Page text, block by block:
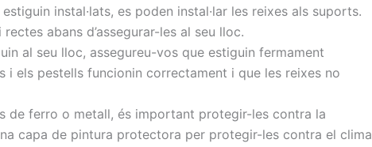
instal·lats, es poden instal·lar les reixes als suports.
abans d’assegurar-les al seu lloc.
al seu lloc, assegureu-vos que estiguin fermament
i els pestells funcionin correctament i que les reixes no
de ferro o metall, és important protegir-les contra la
capa de pintura protectora per protegir-les contra el clima